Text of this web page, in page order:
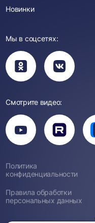
Новинки
Мы в соцсетях:
Вы
перейдете
в
группу
Вы
перейдете
в
группу
Смотрите видео:
Вы
перейдете
на
канал
Вы
перейдете
Политика
конфиденциальности
Правила обработки
персональных данных